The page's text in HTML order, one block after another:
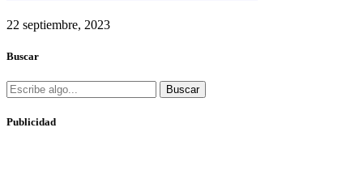
22 septiembre, 2023
Buscar
Buscar
Publicidad